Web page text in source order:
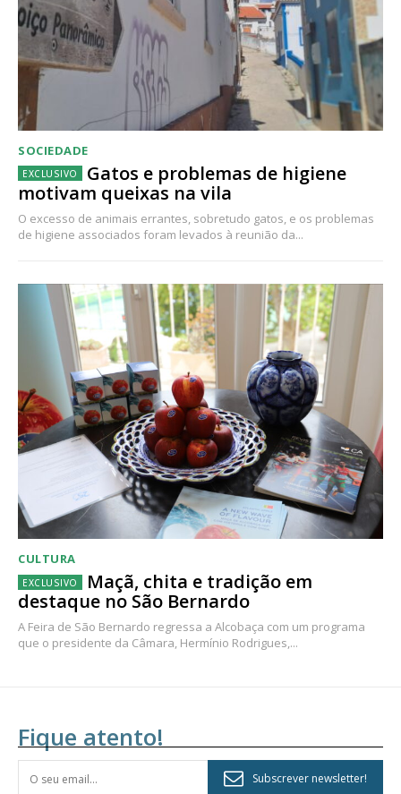
SOCIEDADE
Gatos e problemas de higiene
motivam queixas na vila
O excesso de animais errantes, sobretudo gatos, e os problemas
de higiene associados foram levados à reunião da...
CULTURA
Maçã, chita e tradição em
destaque no São Bernardo
A Feira de São Bernardo regressa a Alcobaça com um programa
que o presidente da Câmara, Hermínio Rodrigues,...
Fique atento!
Subscrever newsletter!